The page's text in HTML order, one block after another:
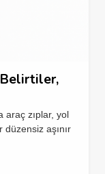
araç zıplar, yol
aşınır